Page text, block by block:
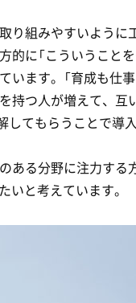
り組みやすいように
に「こういうことを
ます。「育成も仕事
持つ人が増えて、互
してもらうことで導
る分野に注力する
と考えています。